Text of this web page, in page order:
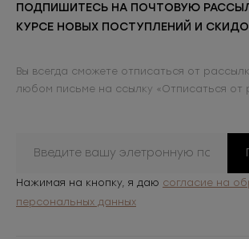
ПОДПИШИТЕСЬ НА ПОЧТОВУЮ
КУРСЕ НОВЫХ ПОСТУПЛЕНИЙ И
Вы всегда сможете отписаться от
любом письме на ссылку «Отписаться от
Нажимая на кнопку, я даю согласие на
персональных данных